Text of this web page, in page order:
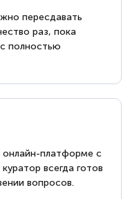
пересдавать
раз, пока
полностью
платформе с
всегда готов
вопросов.